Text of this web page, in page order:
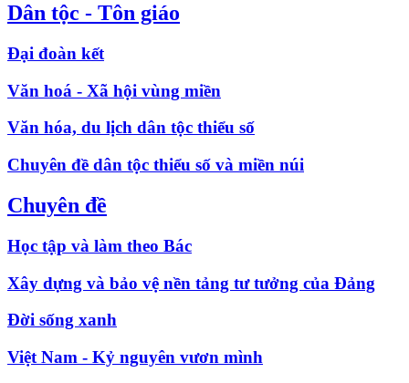
Dân tộc - Tôn giáo
Đại đoàn kết
Văn hoá - Xã hội vùng miền
Văn hóa, du lịch dân tộc thiểu số
Chuyên đề dân tộc thiểu số và miền núi
Chuyên đề
Học tập và làm theo Bác
Xây dựng và bảo vệ nền tảng tư tưởng của Đảng
Đời sống xanh
Việt Nam - Kỷ nguyên vươn mình